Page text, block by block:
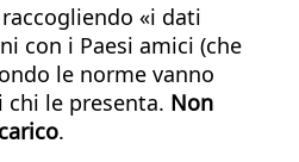
«i dati
con i Paesi amici (che
le norme vanno
le presenta. Non
.